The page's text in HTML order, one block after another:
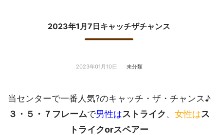
2023年1月7日キャッチザチャンス
2023年01月10日 未分類
当センターで一番人気?のキャッチ・ザ・チャンス♪
３・５・７フレームで男性はストライク、 女性はス
トライクorスペアー